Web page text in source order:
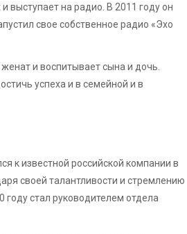
выступает на радио. В 2011 году он
свое собственное радио «Эхо
и воспитывает сына и дочь.
успеха и в семейной и в
к известной российской компании в
своей талантливости и стремлению
стал руководителем отдела